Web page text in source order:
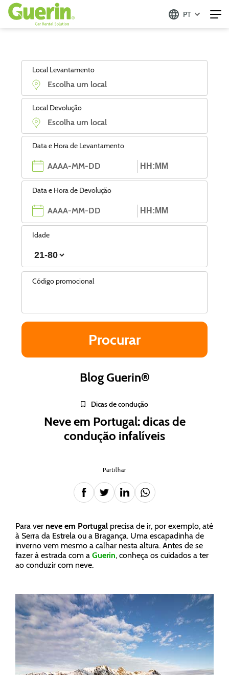
PT
Local Levantamento
Local Devolução
Data e Hora de Levantamento
Data e Hora de Devolução
Idade
Código promocional
Blog Guerin®
Dicas de condução
Neve em Portugal: dicas de
condução infalíveis
Partilhar
Para ver neve em Portugal precisa de ir, por exemplo, até
à Serra da Estrela ou a Bragança. Uma escapadinha de
inverno vem mesmo a calhar nesta altura. Antes de se
fazer à estrada com a Guerin, conheça os cuidados a ter
ao conduzir com neve.